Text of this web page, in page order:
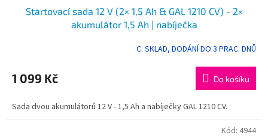
Startovací sada 12 V (2× 1,5 Ah & GAL 1210 CV) - 2×
akumulátor 1,5 Ah | nabíječka
produktu
je
z
5
C. SKLAD, DODÁNÍ DO 3 PRAC. DNŮ
1 099 Kč Do košíku
Sada dvou akumulátorů 12 V - 1,5 Ah a nabíječky GAL 1210 CV.
Kód: 4944